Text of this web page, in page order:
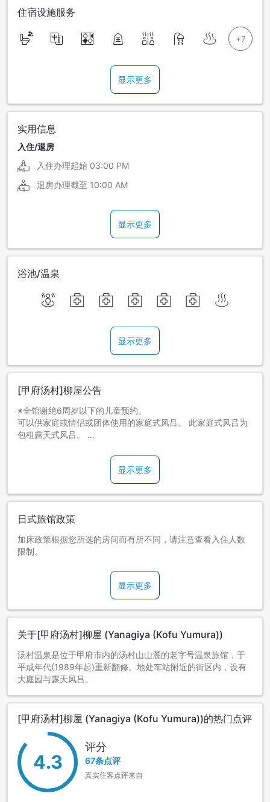
住宿设施服务
显示更多
实用信息
入住/退房
入住办理起始 03:00 PM
退房办理截至 10:00 AM
显示更多
浴池/温泉
显示更多
[甲府汤村]柳屋公告
※全馆谢绝6周岁以下的儿童预约。
可以供家庭或情侣或团体使用的家庭式风吕。 此家庭式风吕为
包租露天式风吕。
※恕不提供低敏餐，敬请注意。显示更多
日式旅馆政策
加床政策根据您所选的房间而有所不同，请注意查看入住人数
限制。
显示更多
关于[甲府汤村]柳屋 (Yanagiya (Kofu Yumura))
汤村温泉是位于甲府市内的汤村山山麓的老字号温泉旅馆，于
平成年代(1989年起)重新翻修。地处车站附近的街区内，设有
大庭园与露天风吕。
[甲府汤村]柳屋 (Yanagiya (Kofu Yumura))的热门点评
4.3
评分
67条点评
真实住客点评来自